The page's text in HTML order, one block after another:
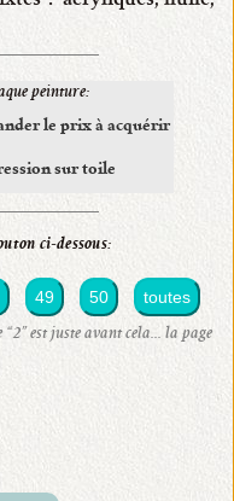
peinture:
le prix à acquérir
sur toile
ci-dessous:
49 50 toutes
est juste avant cela... la page